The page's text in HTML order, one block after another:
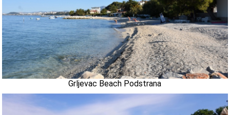
Grljevac Beach Podstrana